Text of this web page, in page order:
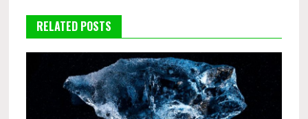
RELATED POSTS